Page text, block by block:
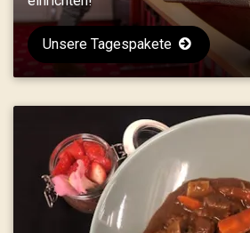
Unsere Tagespakete